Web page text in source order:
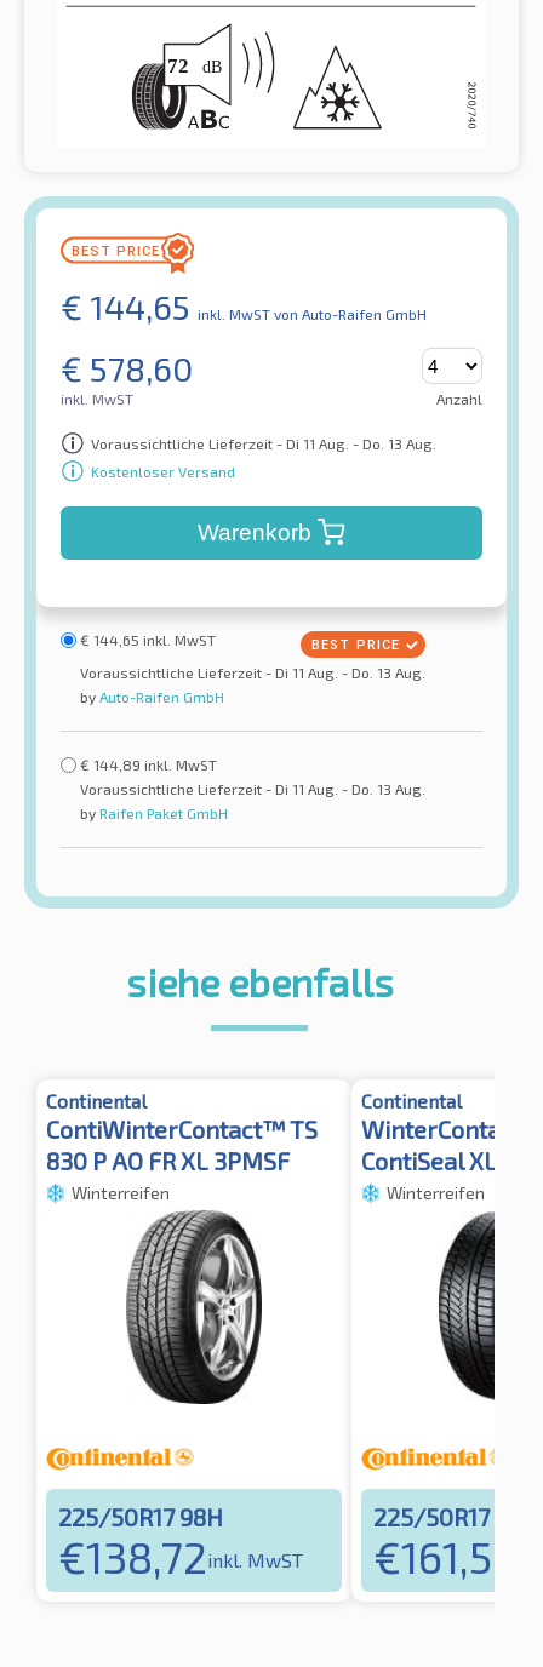
€ 144,65 inkl. MwST von Auto-Raifen GmbH
€ 578,60
inkl. MwST Anzahl
Voraussichtliche Lieferzeit - Di 11 Aug. - Do. 13 Aug.
Kostenloser Versand
Warenkorb
€ 144,65 inkl. MwST
Voraussichtliche Lieferzeit - Di 11 Aug. - Do. 13 Aug.
by Auto-Raifen GmbH
€ 144,89 inkl. MwST
Voraussichtliche Lieferzeit - Di 11 Aug. - Do. 13 Aug.
by Raifen Paket GmbH
siehe ebenfalls
Continental
ContiWinterContact™ TS
830 P AO FR XL 3PMSF
Winterreifen
225/50R17 98H
€138,72inkl. MwST
Continental
WinterContact™
ContiSeal XL
Winterreifen
225/50R17 98H
€161,53